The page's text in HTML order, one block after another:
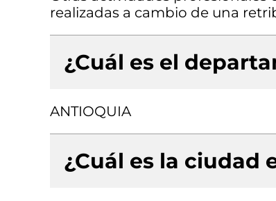
realizadas a cambio de una
¿Cuál es el
ANTIOQUIA
¿Cuál es la ciudad